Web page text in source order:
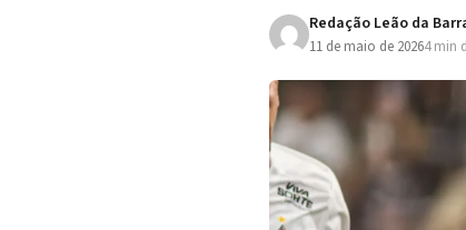
Redação Leão da
11 de maio de 20264 min